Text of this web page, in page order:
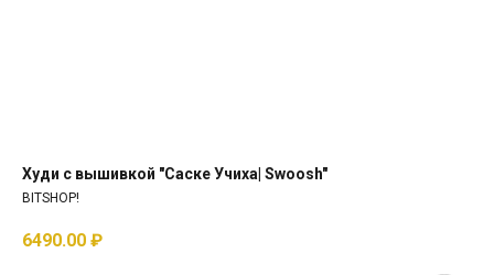
Худи с вышивкой "Саске Учиха| Swoosh"
BITSHOP!
6490.00 ₽